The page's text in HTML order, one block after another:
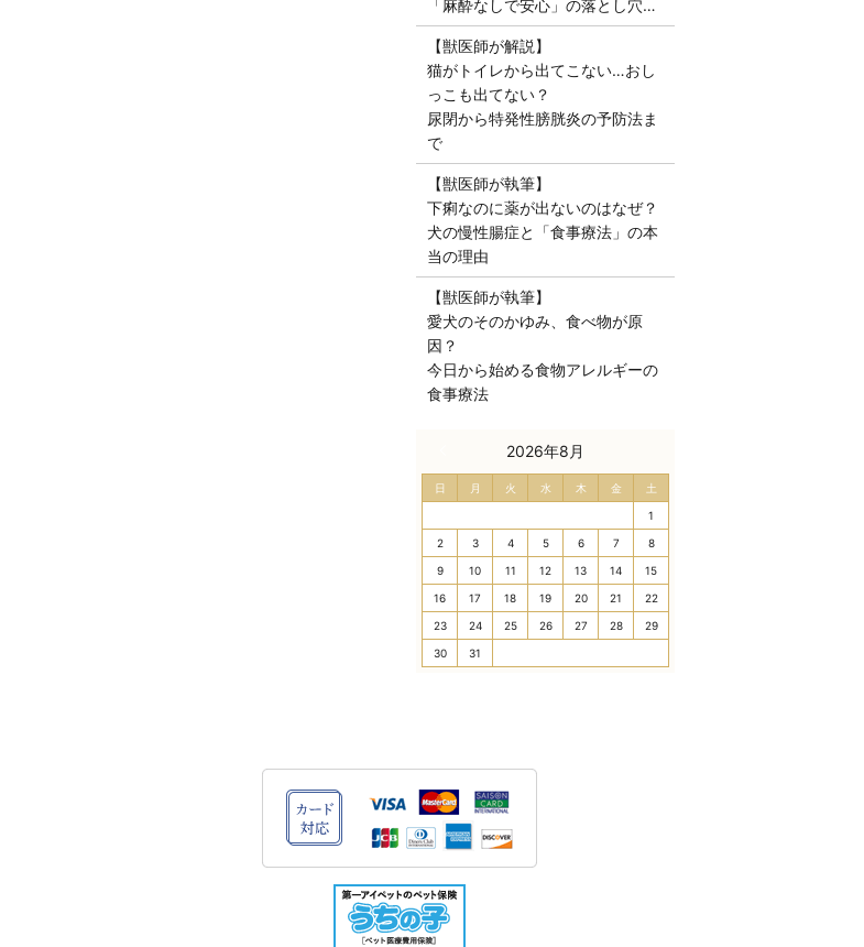
「麻酔なしで安心」の落とし穴…
【獣医師が解説】
猫がトイレから出てこない…おし
っこも出てない？
尿閉から特発性膀胱炎の予防法ま
で
【獣医師が執筆】
下痢なのに薬が出ないのはなぜ？
犬の慢性腸症と「食事療法」の本
当の理由
【獣医師が執筆】
愛犬のそのかゆみ、食べ物が原
因？
今日から始める食物アレルギーの
食事療法
2026年8月
日 月 火 水 木 金 土
1
2 3 4 5 6 7 8
9 10 11 12 13 14 15
16 17 18 19 20 21 22
23 24 25 26 27 28 29
30 31